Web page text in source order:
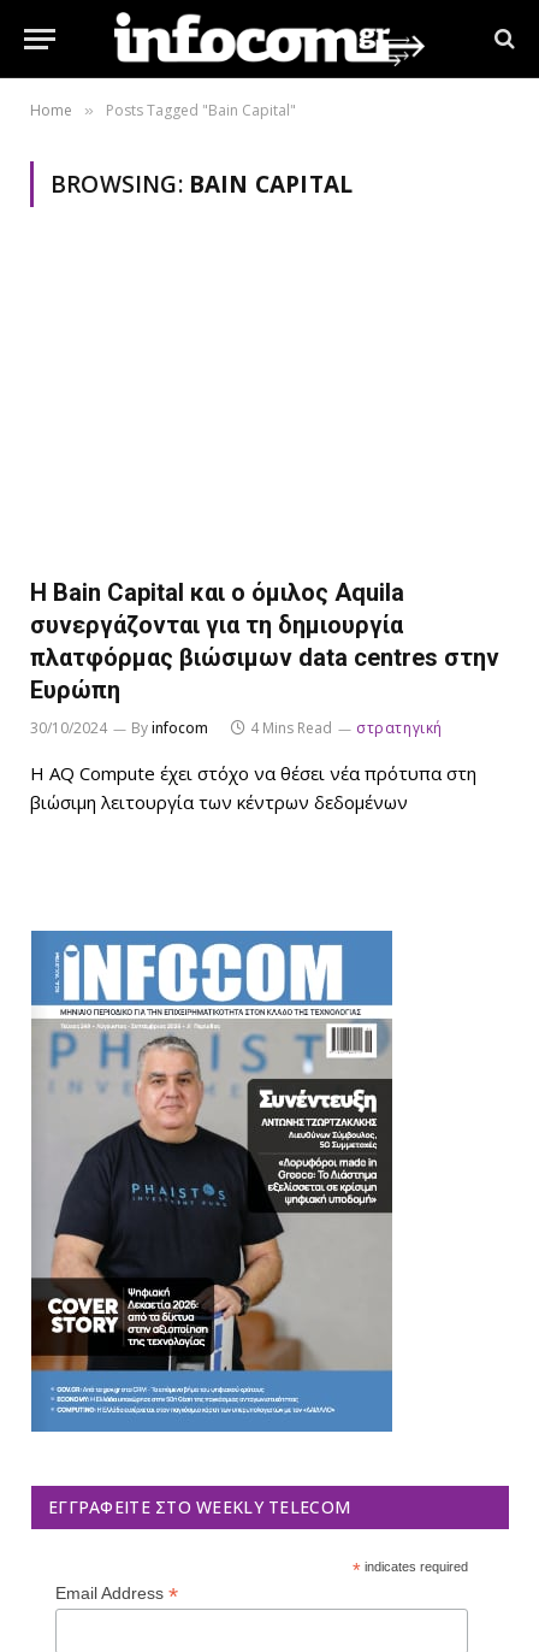
Home » Posts Tagged "Bain Capital"
BROWSING: BAIN CAPITAL
Η Bain Capital και o όμιλος Aquila
συνεργάζονται για τη δημιουργία
πλατφόρμας βιώσιμων data centres στην
Ευρώπη
30/10/2024 Byinfocom 4 Mins Read στρατηγική
Η AQ Compute έχει στόχο να θέσει νέα πρότυπα στη
βιώσιμη λειτουργία των κέντρων δεδομένων
ΕΓΓΡΑΦΕΊΤΕ ΣΤΟ WEEKLY TELECOM
*indicates required
Email Address *